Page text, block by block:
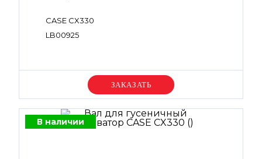
CASE CX330
LB00925
Уточняйте цену
В наличии